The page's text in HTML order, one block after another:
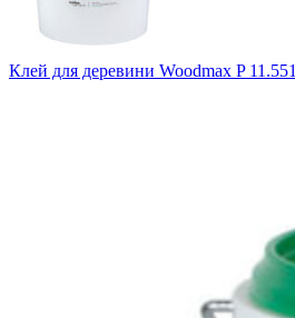
Клей для деревини Woodmax P 11.551